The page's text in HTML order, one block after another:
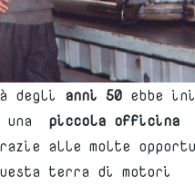
degli anni 50 ebbe
piccola officina
alle molte
terra di motori